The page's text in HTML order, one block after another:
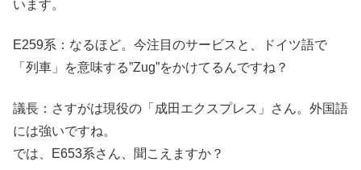
います。
E259系：なるほど。今注目のサービスと、ドイツ語で
「列車」を意味する”Zug”をかけてるんですね？
議長：さすがは現役の「成田エクスプレス」さん。外国語
には強いですね。
では、E653系さん、聞こえますか？